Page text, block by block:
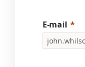
E-mail